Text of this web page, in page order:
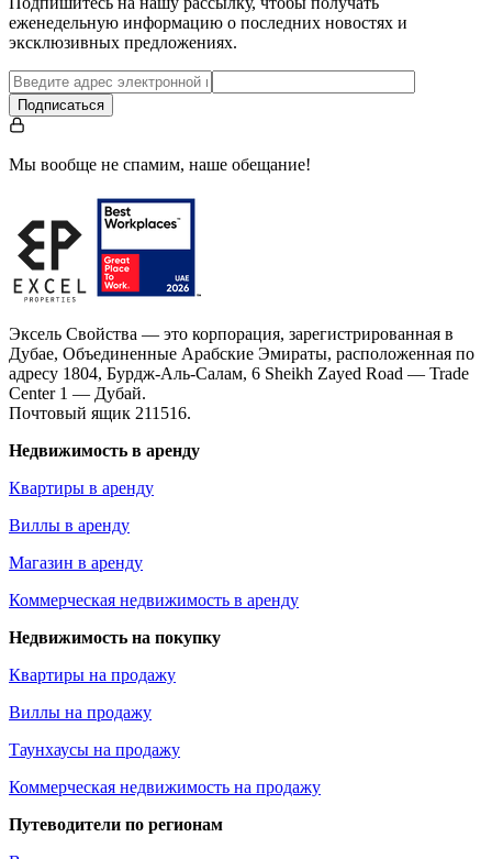
еженедельную информацию о последних новостях и
эксклюзивных предложениях.
Подписаться
Мы вообще не спамим, наше обещание!
Эксель Свойства — это корпорация, зарегистрированная в
Дубае, Объединенные Арабские Эмираты, расположенная по
адресу 1804, Бурдж-Аль-Салам, 6 Sheikh Zayed Road — Trade
Center 1 — Дубай.
Почтовый ящик 211516.
Недвижимость в аренду
Квартиры в аренду
Виллы в аренду
Магазин в аренду
Коммерческая недвижимость в аренду
Недвижимость на покупку
Квартиры на продажу
Виллы на продажу
Таунхаусы на продажу
Коммерческая недвижимость на продажу
Путеводители по регионам